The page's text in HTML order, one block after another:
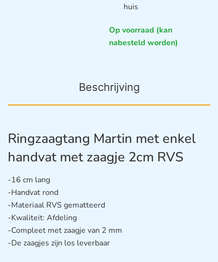
huis
Op voorraad (kan
nabesteld worden)
Beschrijving
Ringzaagtang Martin met enkel
handvat met zaagje 2cm RVS
-16 cm lang
-Handvat rond
-Materiaal RVS gematteerd
-Kwaliteit: Afdeling
-Compleet met zaagje van 2 mm
-De zaagjes zijn los leverbaar